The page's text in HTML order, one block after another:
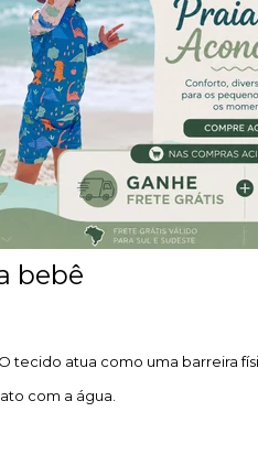
bebê
tecido atua como uma barreira
com a água.